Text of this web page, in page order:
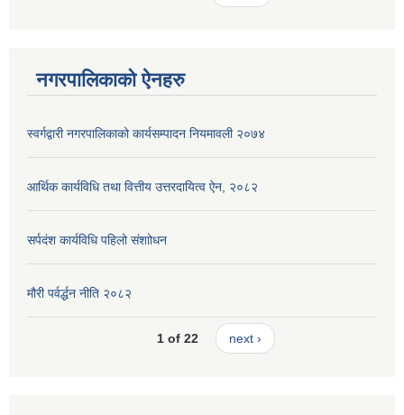
नगरपालिकाको ऐनहरु
स्वर्गद्वारी नगरपालिकाको कार्यसम्पादन नियमावली २०७४
आर्थिक कार्यविधि तथा वित्तीय उत्तरदायित्व ऐन, २०८२
सर्पदंश कार्यविधि पहिलो संशाोधन
मौरी पर्वर्द्धन नीति २०८२
1 of 22 next ›